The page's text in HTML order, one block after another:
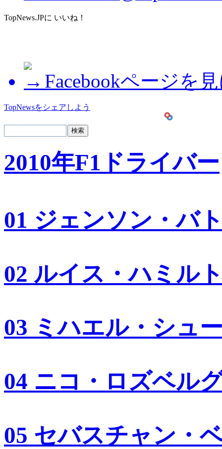
TopNews.JPに いいね！
Facebookページを
TopNewsをシェアしよう
2010年F1ドライバー
01 ジェンソン・バ
02 ルイス・ハミル
03 ミハエル・シュ
04 ニコ・ロズベル
05 セバスチャン・